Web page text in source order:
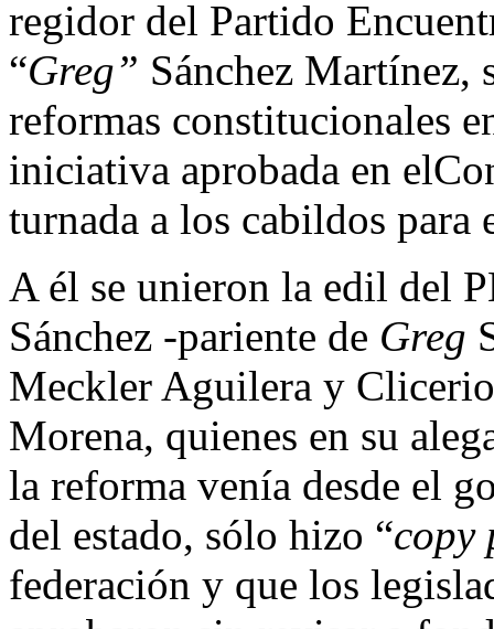
regidor del Partido
“Greg” Sánchez Martínez,
reformas constitucionales
iniciativa aprobada en
turnada a los cabildos para
A él se unieron la edil del
Sánchez -pariente de Greg
Meckler Aguilera y
Morena, quienes en su
la reforma venía desde el
del estado, sólo hizo “copy
federación y que los